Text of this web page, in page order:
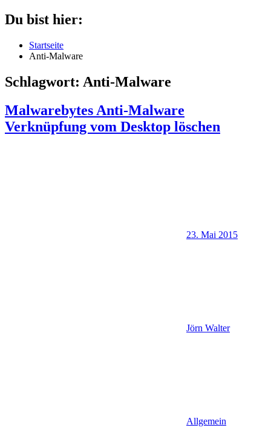
Du bist hier:
Startseite
Anti-Malware
Schlagwort: Anti-Malware
Malwarebytes Anti-Malware
Verknüpfung vom Desktop löschen
23. Mai 2015
Jörn Walter
Allgemein